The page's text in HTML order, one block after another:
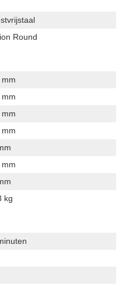
Round
mm
mm
kg